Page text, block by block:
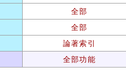
全部
全部
論著索引
全部功能